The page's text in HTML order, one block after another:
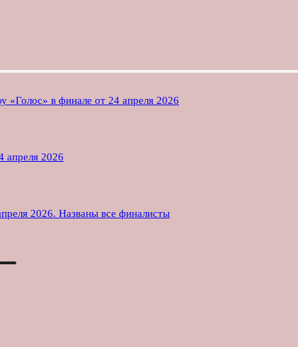
«Голос» в финале от 24 апреля 2026
апреля 2026
2026. Названы все финалисты